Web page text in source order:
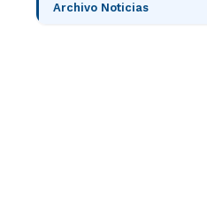
Archivo Noticias